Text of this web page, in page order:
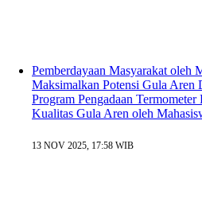
Pemberdayaan Masyarakat oleh
Maksimalkan Potensi Gula Aren
Program Pengadaan
Kualitas Gula Aren oleh
13 NOV 2025, 17:58 WIB